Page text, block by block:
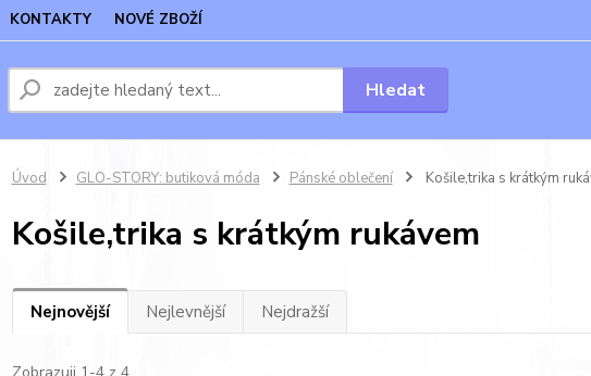
KONTAKTY NOVÉ ZBOŽÍ
Hledat
Úvod GLO-STORY: butiková móda Pánské oblečení Košile,trika s krátkým
Košile,trika s krátkým rukávem
Nejnovější Nejlevnější Nejdražší